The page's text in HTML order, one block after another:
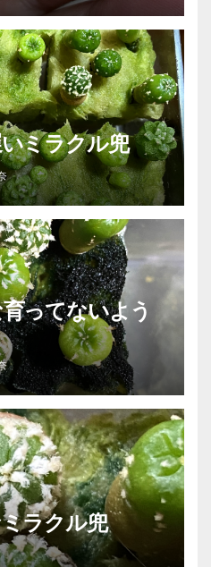
ミラクル兜
ってないよう
ラクル兜